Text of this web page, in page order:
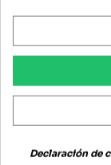
Declaración de